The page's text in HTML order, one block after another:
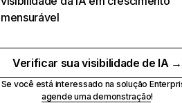
mensurável
Verificar sua visibilidade de IA →
Se você está interessado na solução
agende uma demonstração!